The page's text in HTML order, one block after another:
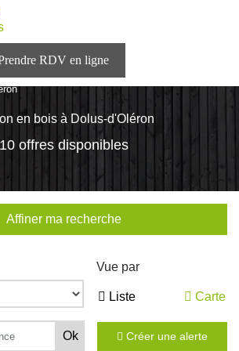
en bois à Dolus-d'Oléron
10 offres disponibles
Affiner ma recherche
Vue par
Liste Carte
Créer une alerte